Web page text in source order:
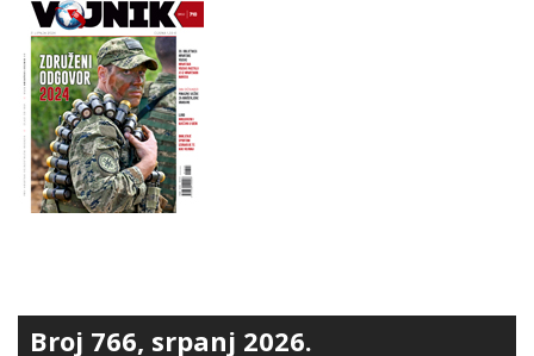
Broj 766, srpanj 2026.